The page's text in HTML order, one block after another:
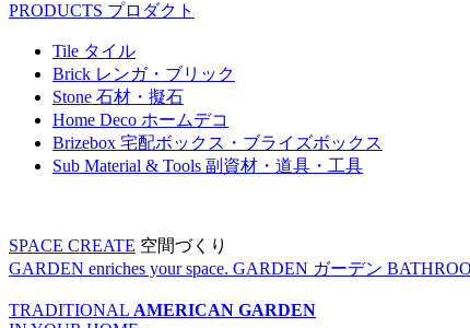
PRODUCTS プロダクト
Tile タイル
Brick レンガ・ブリック
Stone 石材・擬石
Home Deco ホームデコ
Brizebox 宅配ボックス・ブライズボックス
Sub Material & Tools 副資材・道具・工具
SPACE CREATE 空間づくり
GARDEN enriches your space. GARDEN ガーデン
TRADITIONAL AMERICAN GARDEN